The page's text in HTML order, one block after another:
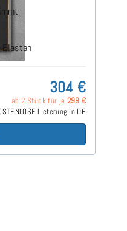
304 €
ab 2 Stück für je 299 €
Lieferung in DE